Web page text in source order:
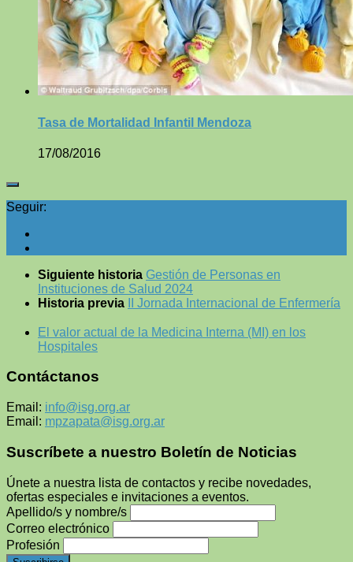
Tasa de Mortalidad Infantil Mendoza
17/08/2016
Seguir:
Siguiente historia Gestión de Personas en
Instituciones de Salud 2024
Historia previa
II Jornada Internacional de Enfermería
El valor actual de la Medicina Interna (MI) en los
Hospitales
Contáctanos
Email: info@isg.org.ar
Email: mpzapata@isg.org.ar
Suscríbete a nuestro Boletín de Noticias
Únete a nuestra lista de contactos y recibe novedades,
ofertas especiales e invitaciones a eventos.
Apellido/s y nombre/s
Correo electrónico
Profesión